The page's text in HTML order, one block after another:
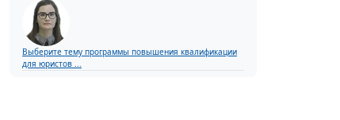
Выберите тему программы повышения квалификации
для юристов ...